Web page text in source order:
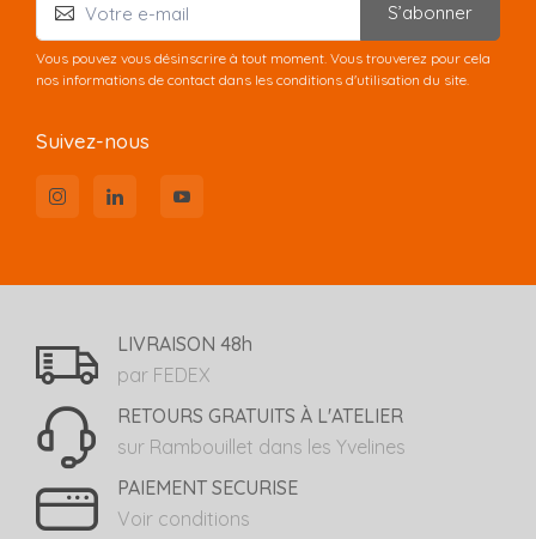
S’abonner
Vous pouvez vous désinscrire à tout moment. Vous trouverez pour cela
nos informations de contact dans les conditions d'utilisation du site.
Suivez-nous
LIVRAISON 48h
par FEDEX
RETOURS GRATUITS À L'ATELIER
sur Rambouillet dans les Yvelines
PAIEMENT SECURISE
Voir conditions